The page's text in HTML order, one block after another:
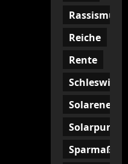
Rassismus
Reiche
Rente
Schleswig
Solarpunk